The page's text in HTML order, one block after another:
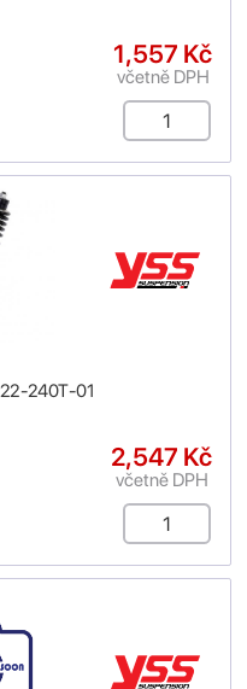
1,557 Kč
včetně DPH
240T-01
2,547 Kč
včetně DPH